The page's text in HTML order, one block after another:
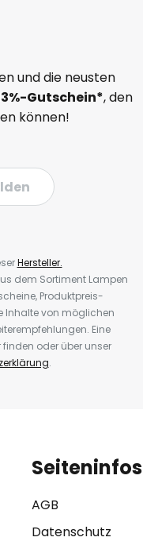
und die neusten
-Gutschein*, den
können!
Hersteller.
dem Sortiment Lampen
Produktpreis-
Inhalte von möglichen
Eine
oder über unser
.
Seiteninfos
AGB
Datenschutz